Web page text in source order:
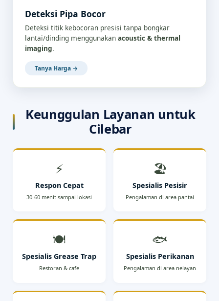
Deteksi Pipa Bocor
Deteksi titik kebocoran presisi tanpa bongkar
lantai/dinding menggunakan acoustic & thermal
imaging.
Tanya Harga →
Keunggulan Layanan untuk
Cilebar
⚡
Respon Cepat
30-60 menit sampai lokasi
🏖️
Spesialis Pesisir
Pengalaman di area pantai
🍽️
Spesialis Grease Trap
Restoran & cafe
🐟
Spesialis Perikanan
Pengalaman di area nelayan